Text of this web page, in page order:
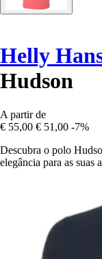
Helly
Hudson
A partir de
€ 55,00 € 51,00 -7%
Descubra o polo
elegância para as suas